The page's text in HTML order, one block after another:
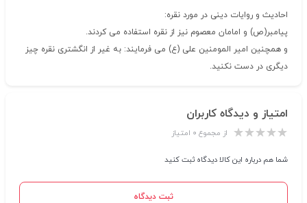
احادیث و روایات دینی در مورد نقره:
پیامبر(ص) و امامان معصوم نیز از نقره استفاده می کردند.
و همچنین امیر المومنین علی (ع) می فرمایند: به غیر از انگشتری نقره چیز
دیگری در دست نکنید.
امتیاز و دیدگاه کاربران
از مجموع ۰ امتیاز
شما هم درباره این کالا دیدگاه ثبت کنید
ثبت دیدگاه